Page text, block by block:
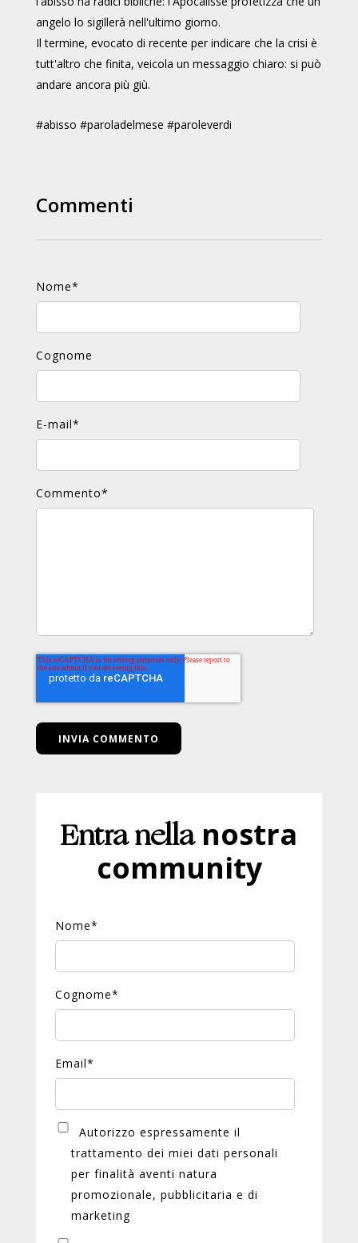
angelo lo sigillerà nell'ultimo giorno.
Il termine, evocato di recente per indicare che la crisi è
tutt'altro che finita, veicola un messaggio chiaro: si può
andare ancora più giù.
#abisso #paroladelmese #paroleverdi
Commenti
Nome*
Cognome
E-mail*
Commento*
Entra nellanostra
community
Nome*
Cognome*
Email*
Autorizzo espressamente il
trattamento dei miei dati personali
per finalità aventi natura
promozionale, pubblicitaria e di
marketing